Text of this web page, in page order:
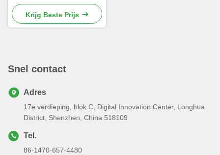
OEM ODM ABS+PC
Behuizing Type2 Connector
Krijg Beste Prijs
Snel contact
Adres
17e verdieping, blok C, Digital Innovation Center, Longhua
District, Shenzhen, China 518109
Tel.
86-1470-657-4480